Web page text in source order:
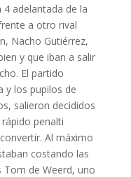
adelantada de la
a otro rival
Nacho Gutiérrez,
y que iban a salir
El partido
y los pupilos de
salieron decididos
penalti
Al máximo
costando las
Tom de Weerd, uno